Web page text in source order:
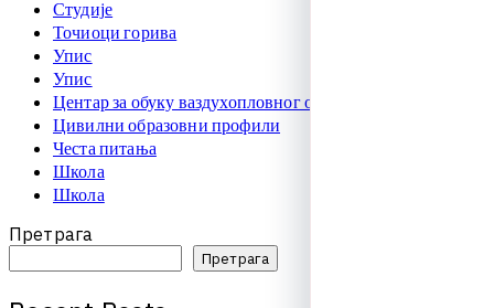
Студије
Точиоци горива
Упис
Упис
Центар за обуку ваздухопловног особља
Цивилни образовни профили
Честа питања
Школа
Школа
Претрага
Претрага